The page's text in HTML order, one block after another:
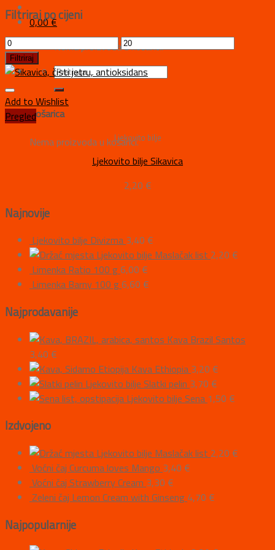
0,00€
Nema proizvoda u košarici.
Košarica
Nema proizvoda u košarici.
Filtriraj po cijeni
Filtriraj
Add to Wishlist
Pregled
Ljekovito bilje
Ljekovito bilje Sikavica
2,20 €
Najnovije
Ljekovito bilje Divizma 3,40 €
Ljekovito bilje Maslačak list 2,20 €
Limenka Ratio 100 g 6,00 €
Limenka Barny 100 g 6,60 €
Najprodavanije
Kava Brazil Santos
3,40 €
Kava Ethiopia 3,20 €
Ljekovito bilje Slatki pelin 3,70 €
Ljekovito bilje Sena 1,50 €
Izdvojeno
Ljekovito bilje Maslačak list 2,20 €
Voćni čaj Curcuma loves Mango 3,40 €
Voćni čaj Strawberry Cream 3,30 €
Zeleni čaj Lemon Cream with Ginseng 4,70 €
Najpopularnije